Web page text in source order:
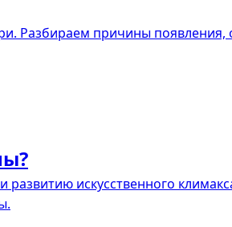
Разбираем причины появления,
искусственного